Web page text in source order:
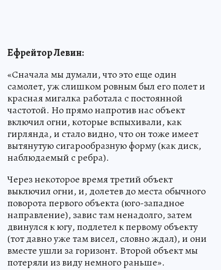
Ефрейтор Левин:
«Сначала мы думали, что это еще один
самолет, уж слишком ровным был его полет и
красная мигалка работала с постоянной
частотой. Но прямо напротив нас объект
включил огни, которые вспыхивали, как
гирлянда, и стало видно, что он тоже имеет
вытянутую сигарообразную форму (как диск,
наблюдаемый с ребра).
Через некоторое время третий объект
выключил огни, и, долетев до места обычного
поворота первого объекта (юго-западное
направление), завис там ненадолго, затем
двинулся к югу, подлетел к первому объекту
(тот давно уже там висел, словно ждал), и они
вместе ушли за горизонт. Второй объект мы
потеряли из виду немного раньше».